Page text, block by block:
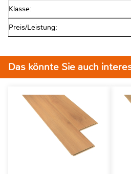
Klasse:
Preis/Leistung:
Das könnte Sie auch